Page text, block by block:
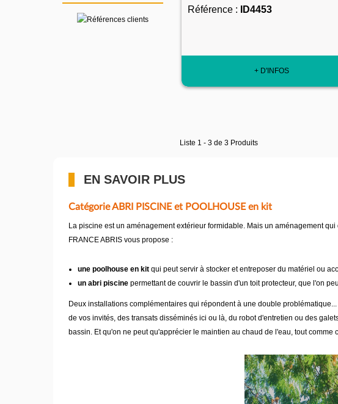
Référence : ID4453
+ D'INFOS
Liste 1 - 3 de 3 Produits
EN SAVOIR PLUS
Catégorie ABRI PISCINE et POOLHOUSE en kit
La piscine est un aménagement extérieur formidable. Mais un aménagement
FRANCE ABRIS vous propose :
une poolhouse en kit qui peut servir à stocker et entreposer du matériel ou
un abri piscine permettant de couvrir le bassin d'un toit protecteur, que l'on
Deux installations complémentaires qui répondent à une double
de vos invités, des transats disséminés ici ou là, du robot d'entretien ou des
bassin. Et qu'on ne peut qu'apprécier le maintien au chaud de l'eau, tout comme